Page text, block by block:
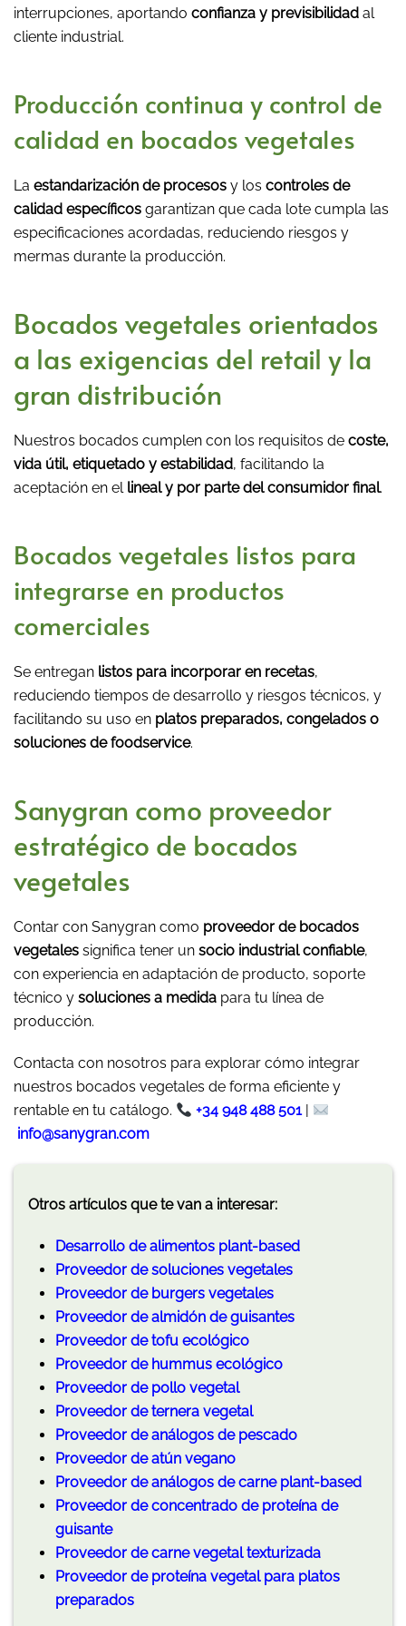
interrupciones, aportando confianza y previsibilidad al
cliente industrial.
Producción continua y control de
calidad en bocados vegetales
La estandarización de procesos y los controles de
calidad específicos garantizan que cada lote cumpla las
especificaciones acordadas, reduciendo riesgos y
mermas durante la producción.
Bocados vegetales orientados
a las exigencias del retail y la
gran distribución
Nuestros bocados cumplen con los requisitos de coste,
vida útil, etiquetado y estabilidad, facilitando la
aceptación en el lineal y por parte del consumidor final.
Bocados vegetales listos para
integrarse en productos
comerciales
Se entregan listos para incorporar en recetas,
reduciendo tiempos de desarrollo y riesgos técnicos, y
facilitando su uso en platos preparados, congelados o
soluciones de foodservice.
Sanygran como proveedor
estratégico de bocados
vegetales
Contar con Sanygran como proveedor de bocados
vegetales significa tener un socio industrial confiable,
con experiencia en adaptación de producto, soporte
técnico y soluciones a medida para tu línea de
producción.
Contacta con nosotros para explorar cómo integrar
nuestros bocados vegetales de forma eficiente y
rentable en tu catálogo.
+34 948 488 501|
info@sanygran.com
Otros artículos que te van a interesar:
Desarrollo de alimentos plant-based
Proveedor de soluciones vegetales
Proveedor de burgers vegetales
Proveedor de almidón de guisantes
Proveedor de tofu ecológico
Proveedor de hummus ecológico
Proveedor de pollo vegetal
Proveedor de ternera vegetal
Proveedor de análogos de pescado
Proveedor de atún vegano
Proveedor de análogos de carne plant-based
Proveedor de concentrado de proteína de
guisante
Proveedor de carne vegetal texturizada
Proveedor de proteína vegetal para platos
preparados